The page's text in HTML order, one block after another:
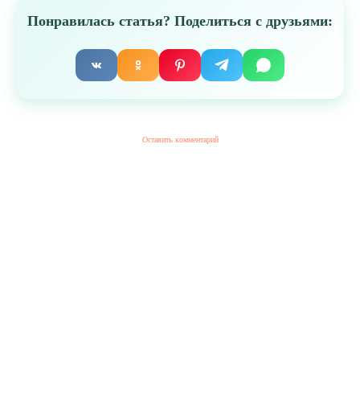
Понравилась статья? Поделиться с друзьями:
Оставить комментарий